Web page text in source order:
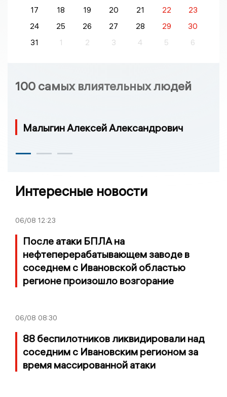
17
18 19 20 21 22
23
24
25 26 27 28 29
30
31
1 2 3 4 5 6
100 самых влиятельных людей
Малыгин Алексей Александрович
Интересные новости
06/08 12:23
После атаки БПЛА на
нефтеперерабатывающем заводе в
соседнем с Ивановской областью
регионе произошло возгорание
06/08 08:30
88 беспилотников ликвидировали над
соседним с Ивановским регионом за
время массированной атаки